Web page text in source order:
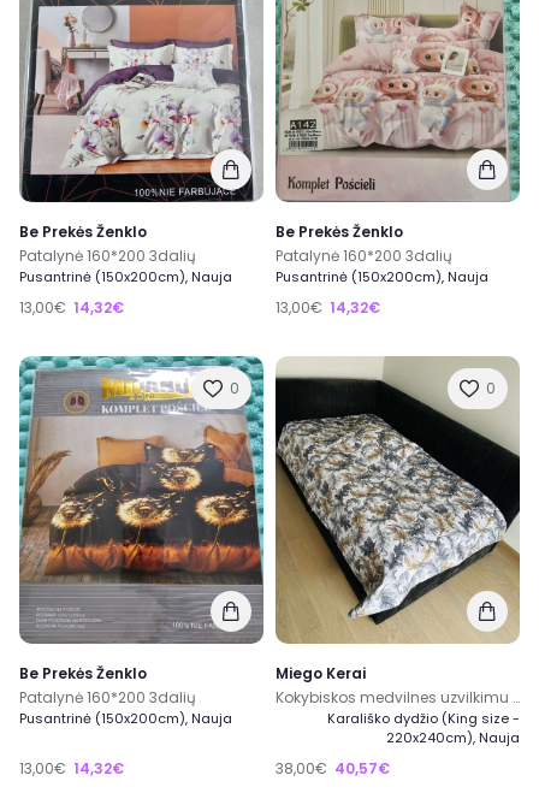
Be Prekės Ženklo
Patalynė 160*200 3dalių
Pusantrinė (150x200cm), Nauja
13,00€ 14,32€
Be Prekės Ženklo
Patalynė 160*200 3dalių
Pusantrinė (150x200cm), Nauja
13,00€ 14,32€
0
Be Prekės Ženklo
Patalynė 160*200 3dalių
Pusantrinė (150x200cm), Nauja
13,00€ 14,32€
0
Miego Kerai
Kokybiskos medvilnes uzvilkimu patalynes komplektas 200x220/50x70cm
Karališko dydžio (King size -
220x240cm), Nauja
38,00€ 40,57€